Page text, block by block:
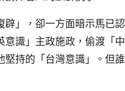
」，卻一方面暗示馬已
識」主政施政，偷渡「
持的「台灣意識」。但